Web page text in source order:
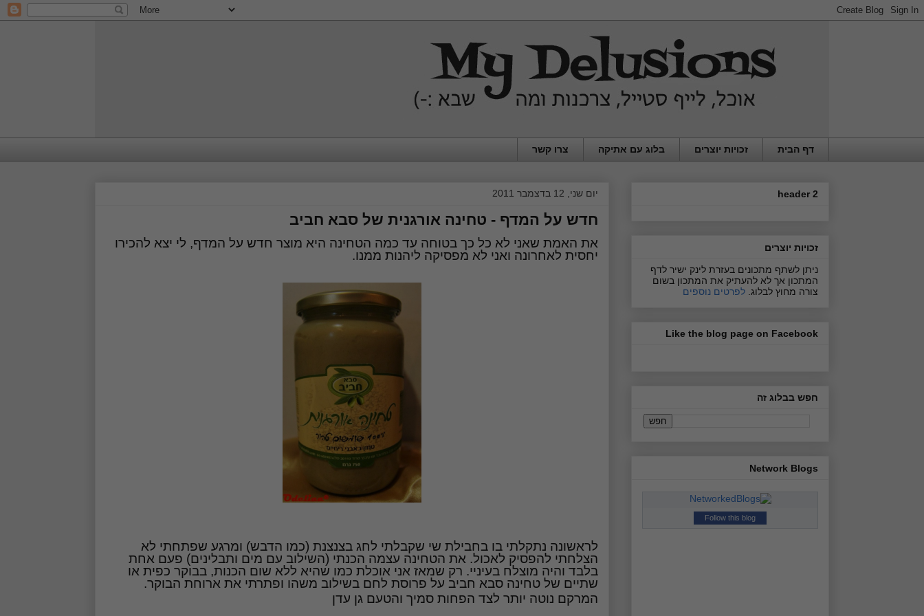
דף הבית זכויות יוצרים בלוג עם אתיקה צרו קשר
יום שני, 12 בדצמבר 2011
חדש על המדף - טחינה אורגנית של סבא חביב
את האמת שאני לא כל כך בטוחה עד כמה הטחינה היא מוצר חדש על המדף, לי יצא להכירו
יחסית לאחרונה ואני לא מפסיקה ליהנות ממנו.
לראשונה נתקלתי בו בחבילת שי שקבלתי לחג בצנצנת (כמו הדבש) ומרגע שפתחתי לא
הצלחתי להפסיק לאכול. את הטחינה עצמה הכנתי (השילוב עם מים ותבלינים) פעם אחת
בלבד והיה מוצלח בעיניי. רק שמאז אני אוכלת כמו שהיא ללא שום הכנות, בבוקר כפית או
שתיים של טחינה סבא חביב על פרוסת לחם בשילוב משהו ופתרתי את ארוחת הבוקר.
המרקם נוטה יותר לצד הפחות סמיך והטעם גן עדן
header 2
זכויות יוצרים
ניתן לשתף מתכונים בעזרת לינק ישיר לדף
המתכון אך לא להעתיק את המתכון בשום
צורה מחוץ לבלוג. לפרטים נוספים
Like the blog page on Facebook
חפש בבלוג זה
Network Blogs
Follow this blog